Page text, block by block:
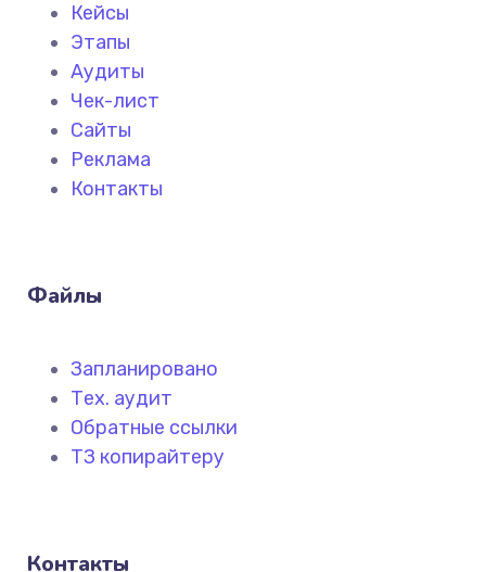
Кейсы
Этапы
Аудиты
Чек-лист
Сайты
Реклама
Контакты
Файлы
Запланировано
Тех. аудит
Обратные ссылки
ТЗ копирайтеру
Контакты